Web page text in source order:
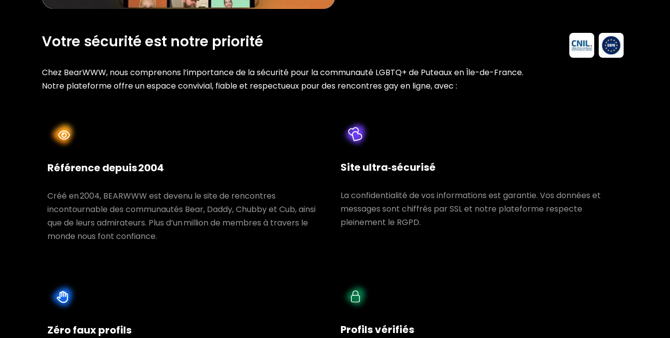
Votre sécurité est notre priorité
Chez BearWWW, nous comprenons l’importance de la sécurité pour la communauté LGBTQ+ de Puteaux en Île-de-France.
Notre plateforme offre un espace convivial, fiable et respectueux pour des rencontres gay en ligne, avec :
Référence depuis 2004
Créé en 2004, BEARWWW est devenu le site de rencontres
incontournable des communautés Bear, Daddy, Chubby et Cub, ainsi
que de leurs admirateurs. Plus d’un million de membres à travers le
monde nous font confiance.
Site ultra‑sécurisé
La confidentialité de vos informations est garantie. Vos données et
messages sont chiffrés par SSL et notre plateforme respecte
pleinement le RGPD.
Zéro faux profils Profils vérifiés